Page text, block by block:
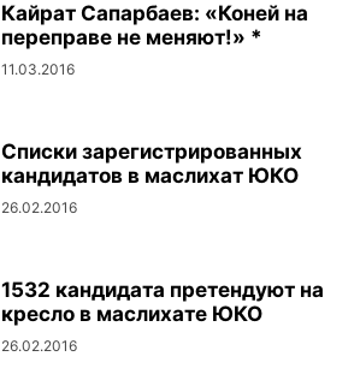
Кайрат Сапарбаев: «Коней на
переправе не меняют!» *
11.03.2016
Списки зарегистрированных
кандидатов в маслихат ЮКО
26.02.2016
1532 кандидата претендуют на
кресло в маслихате ЮКО
26.02.2016